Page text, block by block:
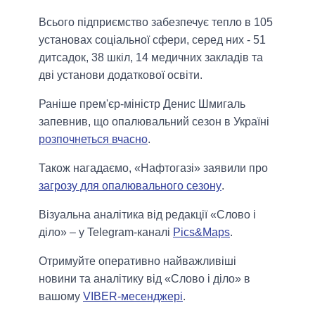
Всього підприємство забезпечує тепло в 105
установах соціальної сфери, серед них - 51
дитсадок, 38 шкіл, 14 медичних закладів та
дві установи додаткової освіти.
Раніше прем'єр-міністр Денис Шмигаль
запевнив, що опалювальний сезон в Україні
розпочнеться вчасно.
Також нагадаємо, «Нафтогазі» заявили про
загрозу для опалювального сезону.
Візуальна аналітика від редакції «Слово і
діло» – у Telegram-каналі Pics&Maps.
Отримуйте оперативно найважливіші
новини та аналітику від «Слово і діло» в
вашому VIBER-месенджері.